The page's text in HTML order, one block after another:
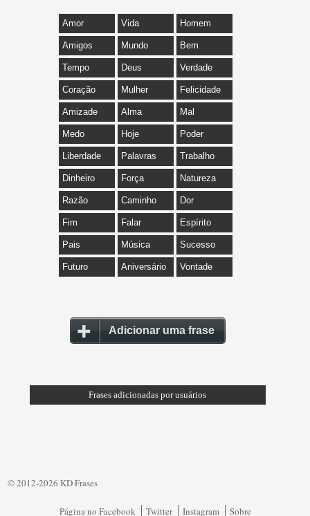
Amor Vida Homem
Amigos Mundo Bem
Tempo Deus Verdade
Coração Mulher Felicidade
Amizade Alma Mal
Medo Hoje Poder
Liberdade Palavras Trabalho
Dinheiro Força Natureza
Razão Caminho Dor
Fim Falar Espírito
Pais Música Sucesso
Futuro Aniversário Vontade
Adicionar uma frase
Frases adicionadas por usuários
© 2012-2026 KD Frases
Página no Facebook Twitter Instagram Sobre